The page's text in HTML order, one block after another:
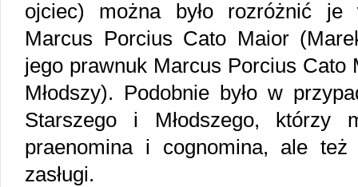
ojciec) można było rozróżnić je
Marcus Porcius Cato Maior
jego prawnuk Marcus Porcius Cato
Młodszy). Podobnie było w
Starszego i Młodszego,
praenomina i cognomina, ale też
zasługi.